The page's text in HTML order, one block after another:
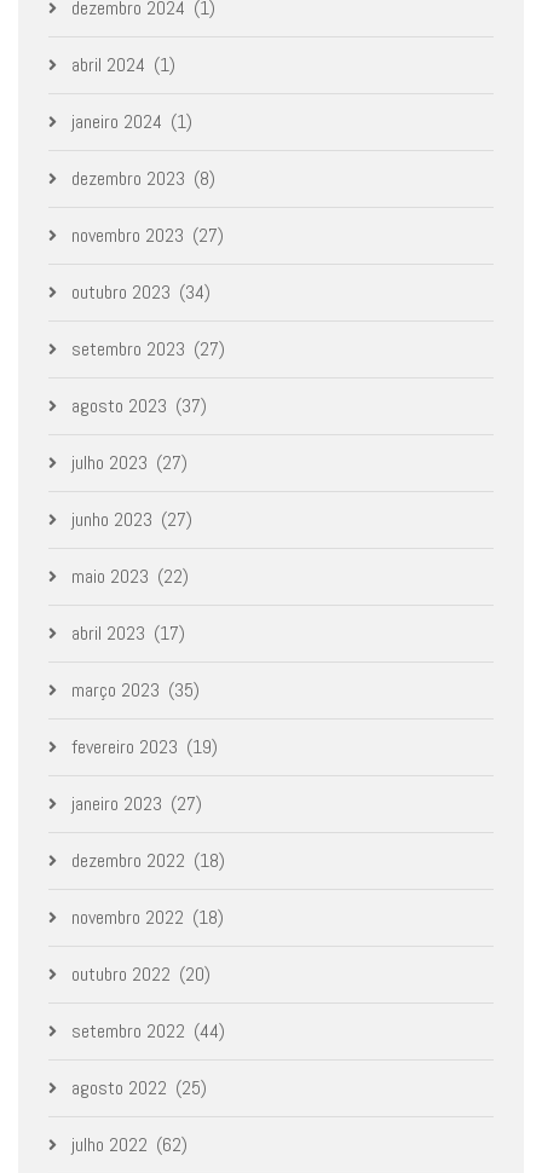
dezembro 2024 (1)
abril 2024 (1)
janeiro 2024 (1)
dezembro 2023 (8)
novembro 2023 (27)
outubro 2023 (34)
setembro 2023 (27)
agosto 2023 (37)
julho 2023 (27)
junho 2023 (27)
maio 2023 (22)
abril 2023 (17)
março 2023 (35)
fevereiro 2023 (19)
janeiro 2023 (27)
dezembro 2022 (18)
novembro 2022 (18)
outubro 2022 (20)
setembro 2022 (44)
agosto 2022 (25)
julho 2022 (62)